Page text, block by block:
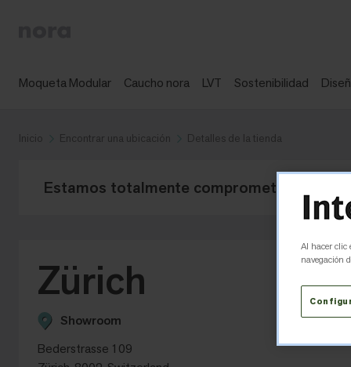
Moqueta Modular Caucho nora LVT Sostenibilidad
Inicio Encontrar una ubicación Detalles de la tienda
Estamos totalmente comprometidos en la
Zürich
Showroom
Bederstrasse 109
Al hacer clic
navegación